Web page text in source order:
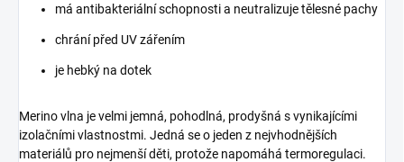
má antibakteriální schopnosti a neutralizuje tělesné pachy
chrání před UV zářením
je hebký na dotek
Merino vlna je velmi jemná, pohodlná, prodyšná s vynikajícími
izolačními vlastnostmi. Jedná se o jeden z nejvhodnějších
materiálů pro nejmenší děti, protože napomáhá termoregulaci.